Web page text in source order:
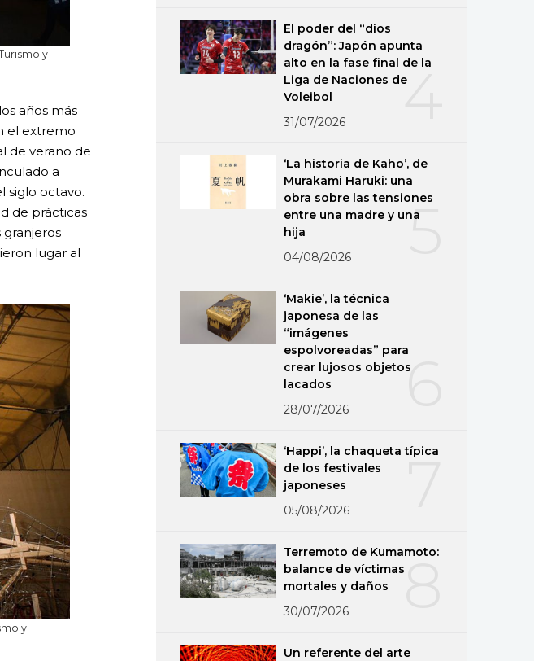
y
años más
el extremo
de verano de
a
siglo octavo.
de prácticas
granjeros
lugar al
y
4
El poder del “dios
dragón”: Japón apunta
alto en la fase final de la
Liga de Naciones de
Voleibol
31/07/2026
5
‘La historia de Kaho’, de
Murakami Haruki: una
obra sobre las tensiones
entre una madre y una
hija
04/08/2026
6
‘Makie’, la técnica
japonesa de las
“imágenes
espolvoreadas” para
crear lujosos objetos
lacados
28/07/2026
7
‘Happi’, la chaqueta típica
de los festivales
japoneses
05/08/2026
8
Terremoto de Kumamoto:
balance de víctimas
mortales y daños
30/07/2026
Un referente del arte